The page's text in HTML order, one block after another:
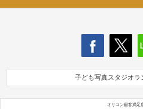
子ども写真スタジオラ
オリコン顧客満足